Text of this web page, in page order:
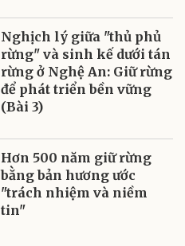
Nghịch lý giữa "thủ phủ
rừng" và sinh kế dưới tán
rừng ở Nghệ An: Giữ rừng
để phát triển bền vững
(Bài 3)
Hơn 500 năm giữ rừng
bằng bản hương ước
"trách nhiệm và niềm
tin"